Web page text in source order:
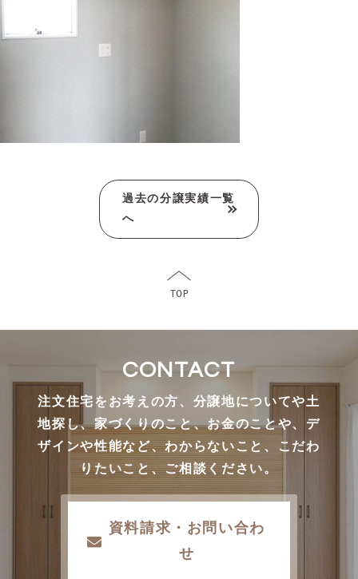
過去の分譲実績一覧
へ
CONTACT
注文住宅をお考えの方、分譲地についてや土
地探し、家づくりのこと、お金のことや、デ
ザインや性能など、わからないこと、こだわ
りたいこと、ご相談ください。
資料請求・お問い合わ
せ